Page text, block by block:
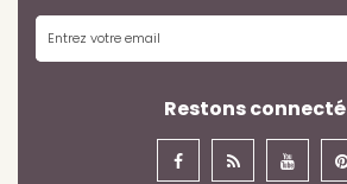
Restons connecté